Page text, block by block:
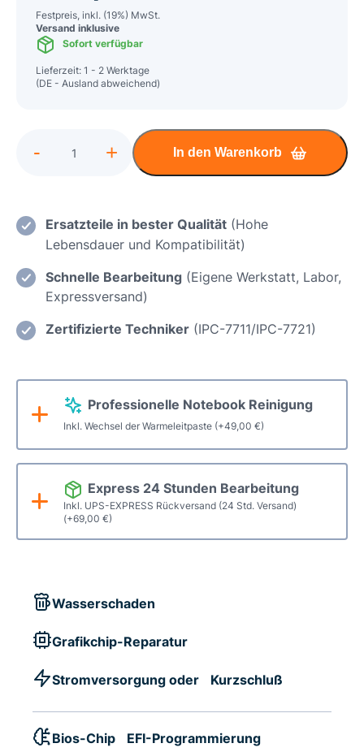
Festpreis, inkl. (19%) MwSt.
Versand inklusive
Sofort verfügbar
Lieferzeit: 1 - 2 Werktage
(DE - Ausland abweichend)
Professionelle Notebook Reinigung
Inkl. Wechsel der Warmeleitpaste (+49,00 €)
Express 24 Stunden Bearbeitung
Inkl. UPS-EXPRESS Rückversand (24 Std. Versand)
(+69,00 €)
Razer
(2018)
Mainboard
Menge
- + In den Warenkorb
Ersatzteile in bester Qualität (Hohe
Lebensdauer und Kompatibilität)
Schnelle Bearbeitung (Eigene Werkstatt, Labor,
Expressversand)
Zertifizierte Techniker (IPC-7711/IPC-7721)
Wasserschaden
Grafikchip-Reparatur
Stromversorgung oder Kurzschluß
Bios-Chip EFI-Programmierung